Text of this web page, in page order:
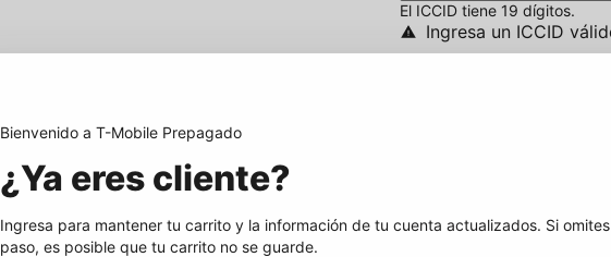
El ICCID tiene 19 dígitos.
Ingresa un ICCID
Parece que hubo un
¿Qué es una eSIM?
Bienvenido a T-Mobile Prepagado
¿Ya eres cliente?
Ingresa para mantener tu carrito y la información de tu cuenta actualizados. Si
paso, es posible que tu carrito no se guarde.